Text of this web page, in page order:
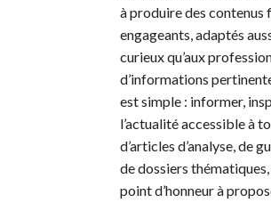
à produire des contenus
engageants, adaptés
curieux qu’aux
d’informations
est simple : informer,
l’actualité accessible à
d’articles d’analyse, de
de dossiers
point d’honneur à